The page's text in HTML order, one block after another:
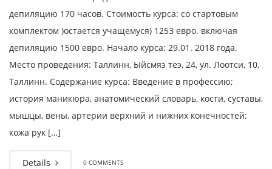
депиляцию 170 часов. Стоимость курса: со стартовым
комплектом )остается учащемуся) 1253 евро. включая
депиляцию 1500 евро. Начало курса: 29.01. 2018 года.
Место проведения: Таллинн, Ыйсмяэ теэ, 24, ул. Лоотси, 10,
Таллинн. Содержание курса: Введение в профессию;
история маникюра, анатомический словарь, кости, суставы,
мышцы, вены, артерии верхний и нижних конечностей;
кожа рук […]
Details 0 COMMENTS